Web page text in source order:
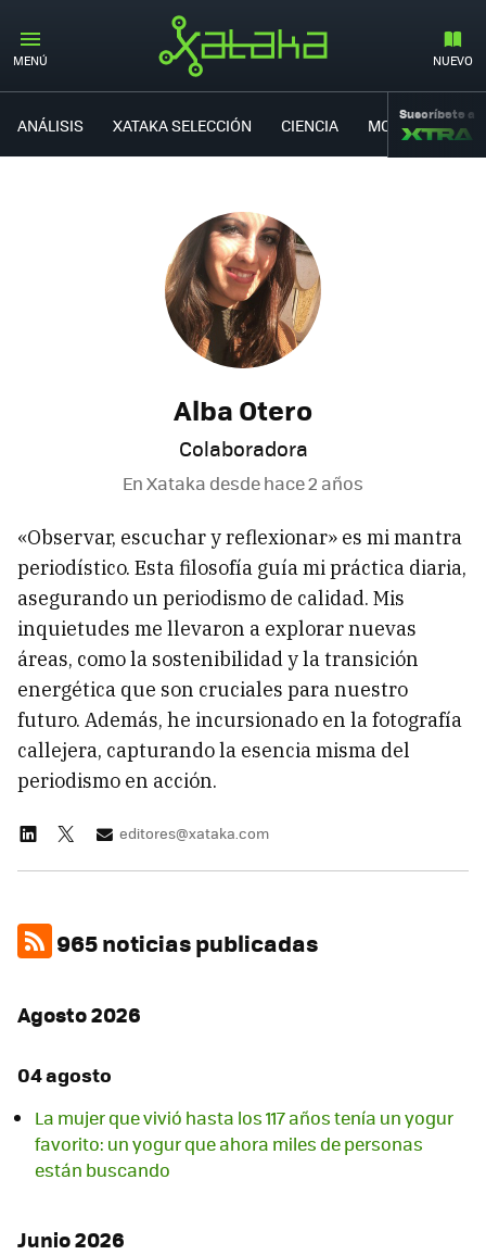
MENÚ NUEVO
ANÁLISIS XATAKA SELECCIÓN CIENCIA MOVILIDAD
Suscríbete a
Alba Otero
Colaboradora
En Xataka desdehace 2 años
«Observar, escuchar y reflexionar» es mi mantra
periodístico. Esta filosofía guía mi práctica diaria,
asegurando un periodismo de calidad. Mis
inquietudes me llevaron a explorar nuevas
áreas, como la sostenibilidad y la transición
energética que son cruciales para nuestro
futuro. Además, he incursionado en la fotografía
callejera, capturando la esencia misma del
periodismo en acción.
editores@xataka.com
965 noticias publicadas
Agosto 2026
04 agosto
La mujer que vivió hasta los 117 años tenía un yogur
favorito: un yogur que ahora miles de personas
están buscando
Junio 2026